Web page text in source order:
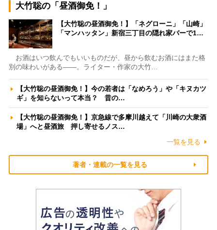
大竹聡の「昼酒御免！」
【大竹聡の昼酒御免！】「ネグローニ」「山崎」
「マンハッタン」新宿三丁目の隠れ家バーで1…
お酒はいつ飲んでもいいものだが、昼から飲むお酒にはまた格
別の味わいがある――。ライター・作家の大竹…
【大竹聡の昼酒御免！】今の若者は「なめろう」や「キヌカツ
ギ」を知らないって本当？ 昔の…
【大竹聡の昼酒御免！】京急線で多摩川越えて「川崎の大衆酒
場」へと昼酒旅 押し寄せるノス…
一覧を見る
著者・連載の一覧を見る